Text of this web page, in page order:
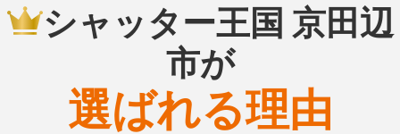
シャッター王国 京田辺
市が
選ばれる理由